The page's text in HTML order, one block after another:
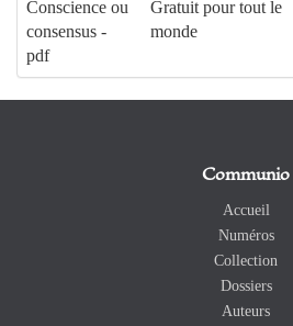
Conscience ou
consensus -
pdf
Gratuit pour tout le
monde
Communio
Accueil
Numéros
Collection
Dossiers
Auteurs